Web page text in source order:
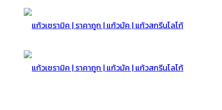
แก้ว
สกรีน
|
แก้ว